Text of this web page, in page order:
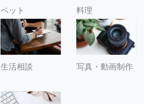
ペット 料理
生活相談 写真・動画制作